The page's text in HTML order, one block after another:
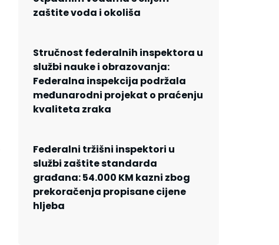
zaštite voda i okoliša
Stručnost federalnih inspektora u
službi nauke i obrazovanja:
Federalna inspekcija podržala
međunarodni projekat o praćenju
kvaliteta zraka
Federalni tržišni inspektori u
službi zaštite standarda
građana: 54.000 KM kazni zbog
prekoračenja propisane cijene
hljeba